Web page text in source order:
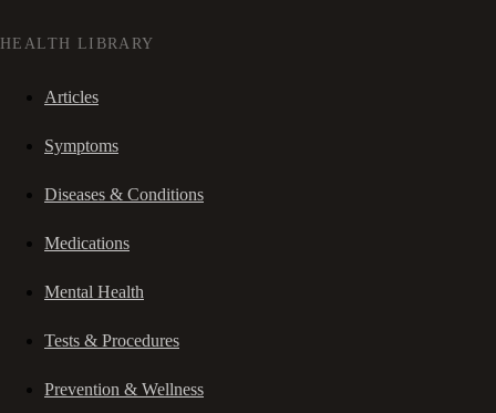
HEALTH LIBRARY
Articles
Symptoms
Diseases & Conditions
Medications
Mental Health
Tests & Procedures
Prevention & Wellness